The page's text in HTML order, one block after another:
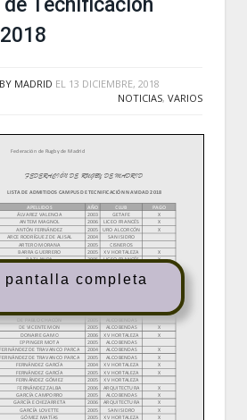
Tecnificación
MADRID EL 13 DICIEMBRE, 2018
NOTICIAS, VARIOS
pantalla completa